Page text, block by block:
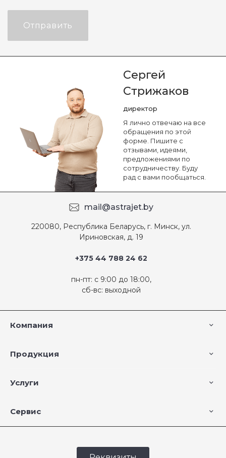
Отправить
Сергей
Стрижаков
директор
Я лично отвечаю на все
обращения по этой
форме. Пишите с
отзывами, идеями,
предложениями по
сотрудничеству. Буду
рад с вами пообщаться.
mail@astrajet.by
220080, Республика Беларусь, г. Минск, ул.
Ириновская, д. 19
+375 44 788 24 62
пн-пт: с 9:00 до 18:00,
сб-вс: выходной
Компания
Продукция
Услуги
Сервис